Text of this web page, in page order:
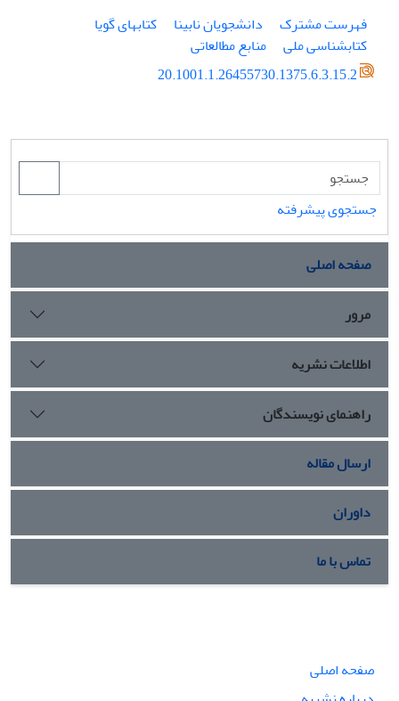
فهرست مشترک
دانشجویان نابینا
کتابهای گویا
کتابشناسی ملی
منابع مطالعاتی
20.1001.1.26455730.1375.6.3.15.2
جستجوی پیشرفته
صفحه اصلی
مرور
اطلاعات نشریه
راهنمای نویسندگان
ارسال مقاله
داوران
تماس با ما
صفحه اصلی